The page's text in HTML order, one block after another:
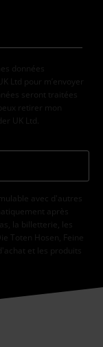
données
Ltd pour m’envoyer
seront traitées
retirer mon
UK Ltd.
avec d'autres
après
la billetterie, les
Toten Hosen, Feine
et les produits